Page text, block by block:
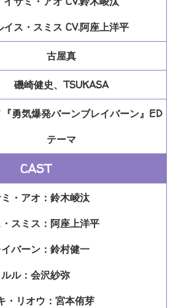
イス・スミス CV.阿座上洋平
古屋真
磯崎健史、TSUKASA
勇気爆発バーンブレイバーン』ED
テーマ
CAST
・アオ：鈴木崚汰
スミス：阿座上洋平
バーン：鈴村健一
ルル：会沢紗弥
・リオウ：宮本侑芽